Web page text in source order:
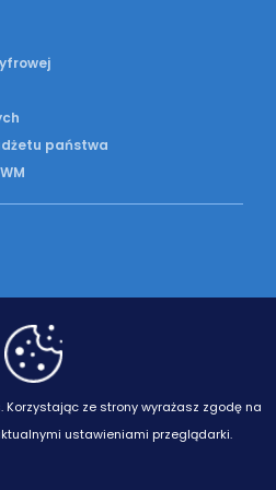
państwa
Korzystając ze strony wyrażasz zgodę na
ustawieniami przeglądarki.